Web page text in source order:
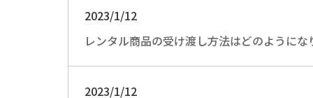
2023/1/12
レンタル商品の受け渡し方法はどのようにな
2023/1/12